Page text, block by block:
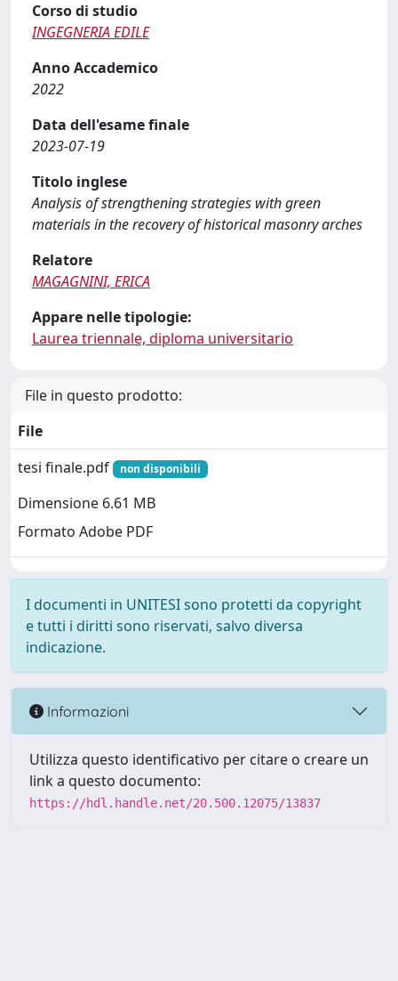
Corso di studio
INGEGNERIA EDILE
Anno Accademico
2022
Data dell'esame finale
2023-07-19
Titolo inglese
Analysis of strengthening strategies with green
materials in the recovery of historical masonry arches
Relatore
MAGAGNINI, ERICA
Appare nelle tipologie:
Laurea triennale, diploma universitario
File in questo prodotto:
File
tesi finale.pdf
non disponibili
Dimensione 6.61 MB
Formato Adobe PDF
I documenti in UNITESI sono protetti da copyright
e tutti i diritti sono riservati, salvo diversa
indicazione.
Informazioni
Utilizza questo identificativo per citare o creare un
link a questo documento:
https://hdl.handle.net/20.500.12075/13837